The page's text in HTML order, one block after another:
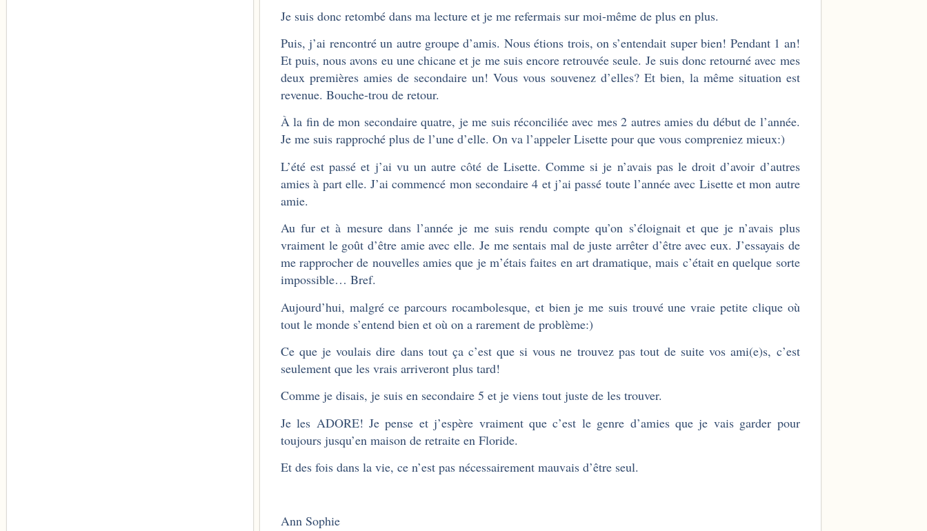
Je suis donc retombé dans ma lecture et je me refermais sur moi-même de plus en plus.
Puis, j’ai rencontré un autre groupe d’amis. Nous étions trois, on s’entendait super bien! Pendant 1 an!
Et puis, nous avons eu une chicane et je me suis encore retrouvée seule. Je suis donc retourné avec mes
deux premières amies de secondaire un! Vous vous souvenez d’elles? Et bien, la même situation est
revenue. Bouche-trou de retour.
À la fin de mon secondaire quatre, je me suis réconciliée avec mes 2 autres amies du début de l’année.
Je me suis rapproché plus de l’une d’elle. On va l’appeler Lisette pour que vous compreniez mieux:)
L’été est passé et j’ai vu un autre côté de Lisette. Comme si je n’avais pas le droit d’avoir d’autres
amies à part elle. J’ai commencé mon secondaire 4 et j’ai passé toute l’année avec Lisette et mon autre
amie.
Au fur et à mesure dans l’année je me suis rendu compte qu’on s’éloignait et que je n’avais plus
vraiment le goût d’être amie avec elle. Je me sentais mal de juste arrêter d’être avec eux. J’essayais de
me rapprocher de nouvelles amies que je m’étais faites en art dramatique, mais c’était en quelque sorte
impossible… Bref.
Aujourd’hui, malgré ce parcours rocambolesque, et bien je me suis trouvé une vraie petite clique où
tout le monde s’entend bien et où on a rarement de problème:)
Ce que je voulais dire dans tout ça c’est que si vous ne trouvez pas tout de suite vos ami(e)s, c’est
seulement que les vrais arriveront plus tard!
Comme je disais, je suis en secondaire 5 et je viens tout juste de les trouver.
Je les ADORE! Je pense et j’espère vraiment que c’est le genre d’amies que je vais garder pour
toujours jusqu’en maison de retraite en Floride.
Et des fois dans la vie, ce n’est pas nécessairement mauvais d’être seul.
Ann Sophie